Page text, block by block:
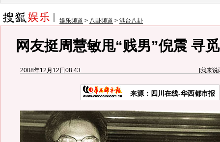
娱乐频道 > 八卦频道 > 港台八卦
网友挺周慧敏甩“贱男”倪震 寻
2008年12月12日08:43 [我来说
来源：四川在线-华西都市报